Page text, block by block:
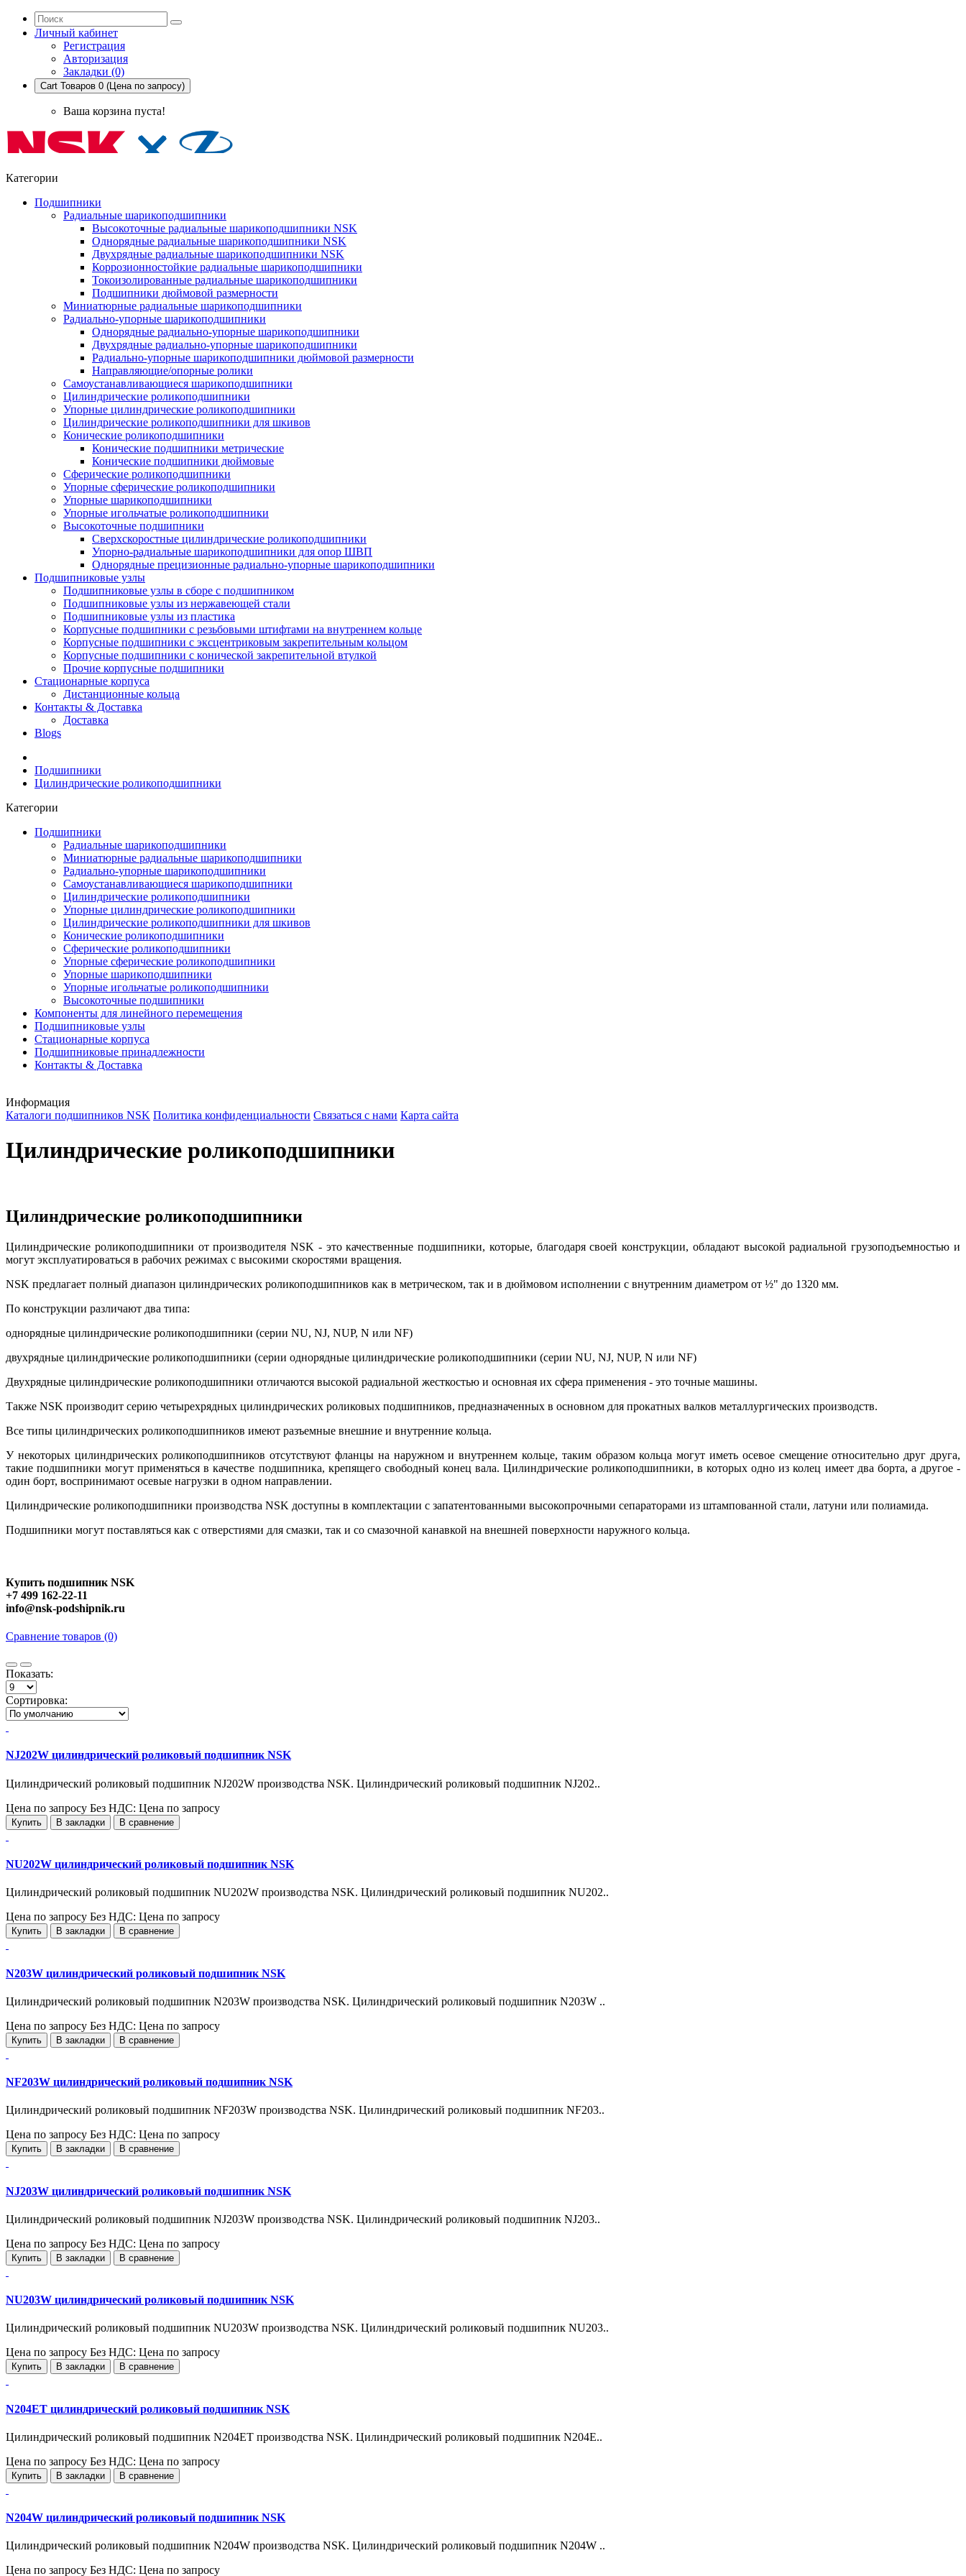
Личный кабинет
Регистрация
Авторизация
Закладки (0)
Cart Товаров 0 (Цена по запросу)
Ваша корзина пуста!
Категории
Подшипники
Радиальные шарикоподшипники
Высокоточные радиальные шарикоподшипники NSK
Однорядные радиальные шарикоподшипники NSK
Двухрядные радиальные шарикоподшипники NSK
Коррозионностойкие радиальные шарикоподшипники
Токоизолированные радиальные шарикоподшипники
Подшипники дюймовой размерности
Миниатюрные радиальные шарикоподшипники
Радиально-упорные шарикоподшипники
Однорядные радиально-упорные шарикоподшипники
Двухрядные радиально-упорные шарикоподшипники
Радиально-упорные шарикоподшипники дюймовой размерности
Направляющие/опорные ролики
Самоустанавливающиеся шарикоподшипники
Цилиндрические роликоподшипники
Упорные цилиндрические роликоподшипники
Цилиндрические роликоподшипники для шкивов
Конические роликоподшипники
Конические подшипники метрические
Конические подшипники дюймовые
Сферические роликоподшипники
Упорные сферические роликоподшипники
Упорные шарикоподшипники
Упорные игольчатые роликоподшипники
Высокоточные подшипники
Сверхскоростные цилиндрические роликоподшипники
Упорно-радиальные шарикоподшипники для опор ШВП
Однорядные прецизионные радиально-упорные шарикоподшипники
Подшипниковые узлы
Подшипниковые узлы в сборе с подшипником
Подшипниковые узлы из нержавеющей стали
Подшипниковые узлы из пластика
Корпусные подшипники с резьбовыми штифтами на внутреннем кольце
Корпусные подшипники с эксцентриковым закрепительным кольцом
Корпусные подшипники с конической закрепительной втулкой
Прочие корпусные подшипники
Стационарные корпуса
Дистанционные кольца
Контакты & Доставка
Доставка
Blogs
Подшипники
Цилиндрические роликоподшипники
Категории
Подшипники
Радиальные шарикоподшипники
Миниатюрные радиальные шарикоподшипники
Радиально-упорные шарикоподшипники
Самоустанавливающиеся шарикоподшипники
Цилиндрические роликоподшипники
Упорные цилиндрические роликоподшипники
Цилиндрические роликоподшипники для шкивов
Конические роликоподшипники
Сферические роликоподшипники
Упорные сферические роликоподшипники
Упорные шарикоподшипники
Упорные игольчатые роликоподшипники
Высокоточные подшипники
Компоненты для линейного перемещения
Подшипниковые узлы
Стационарные корпуса
Подшипниковые принадлежности
Контакты & Доставка
Информация
Каталоги подшипников NSK Политика конфиденциальности Связаться с нами Карта сайта
Цилиндрические роликоподшипники
Цилиндрические роликоподшипники
Цилиндрические роликоподшипники от производителя NSK - это качественные подшипники, которые, благодаря своей конструкции, обладают высокой радиальной грузоподъемностью и
могут эксплуатироваться в рабочих режимах с высокими скоростями вращения.
NSK предлагает полный диапазон цилиндрических роликоподшипников как в метрическом, так и в дюймовом исполнении с внутренним диаметром от ½" до 1320 мм.
По конструкции различают два типа:
однорядные цилиндрические роликоподшипники (серии NU, NJ, NUP, N или NF)
двухрядные цилиндрические роликоподшипники (серии однорядные цилиндрические роликоподшипники (серии NU, NJ, NUP, N или NF)
Двухрядные цилиндрические роликоподшипники отличаются высокой радиальной жесткостью и основная их сфера применения - это точные машины.
Также NSK производит серию четырехрядных цилиндрических роликовых подшипников, предназначенных в основном для прокатных валков металлургических производств.
Все типы цилиндрических роликоподшипников имеют разъемные внешние и внутренние кольца.
У некоторых цилиндрических роликоподшипников отсутствуют фланцы на наружном и внутреннем кольце, таким образом кольца могут иметь осевое смещение относительно друг друга,
такие подшипники могут применяться в качестве подшипника, крепящего свободный конец вала. Цилиндрические роликоподшипники, в которых одно из колец имеет два борта, а другое -
один борт, воспринимают осевые нагрузки в одном направлении.
Цилиндрические роликоподшипники производства NSK доступны в комплектации с запатентованными высокопрочными сепараторами из штампованной стали, латуни или полиамида.
Подшипники могут поставляться как с отверстиями для смазки, так и со смазочной канавкой на внешней поверхности наружного кольца.
Купить подшипник NSK
+7 499 162-22-11
info@nsk-podshipnik.ru
Сравнение товаров (0)
Показать:
Сортировка:
NJ202W цилиндрический роликовый подшипник NSK
Цилиндрический роликовый подшипник NJ202W производства NSK. Цилиндрический роликовый подшипник NJ202..
Цена по запросу Без НДС: Цена по запросу
Купить В закладки В сравнение
NU202W цилиндрический роликовый подшипник NSK
Цилиндрический роликовый подшипник NU202W производства NSK. Цилиндрический роликовый подшипник NU202..
Цена по запросу Без НДС: Цена по запросу
Купить В закладки В сравнение
N203W цилиндрический роликовый подшипник NSK
Цилиндрический роликовый подшипник N203W производства NSK. Цилиндрический роликовый подшипник N203W ..
Цена по запросу Без НДС: Цена по запросу
Купить В закладки В сравнение
NF203W цилиндрический роликовый подшипник NSK
Цилиндрический роликовый подшипник NF203W производства NSK. Цилиндрический роликовый подшипник NF203..
Цена по запросу Без НДС: Цена по запросу
Купить В закладки В сравнение
NJ203W цилиндрический роликовый подшипник NSK
Цилиндрический роликовый подшипник NJ203W производства NSK. Цилиндрический роликовый подшипник NJ203..
Цена по запросу Без НДС: Цена по запросу
Купить В закладки В сравнение
NU203W цилиндрический роликовый подшипник NSK
Цилиндрический роликовый подшипник NU203W производства NSK. Цилиндрический роликовый подшипник NU203..
Цена по запросу Без НДС: Цена по запросу
Купить В закладки В сравнение
N204ET цилиндрический роликовый подшипник NSK
Цилиндрический роликовый подшипник N204ET производства NSK. Цилиндрический роликовый подшипник N204E..
Цена по запросу Без НДС: Цена по запросу
Купить В закладки В сравнение
N204W цилиндрический роликовый подшипник NSK
Цилиндрический роликовый подшипник N204W производства NSK. Цилиндрический роликовый подшипник N204W ..
Цена по запросу Без НДС: Цена по запросу